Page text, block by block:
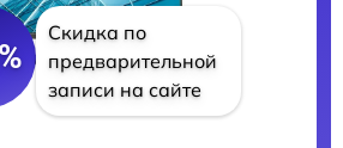
Скидка по
предварительной
записи на сайте